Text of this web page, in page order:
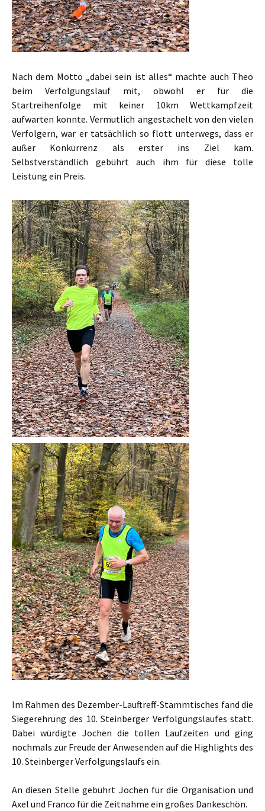
Nach dem Motto „dabei sein ist alles“ machte auch Theo
beim Verfolgungslauf mit, obwohl er für die
Startreihenfolge mit keiner 10km Wettkampfzeit
aufwarten konnte. Vermutlich angestachelt von den vielen
Verfolgern, war er tatsächlich so flott unterwegs, dass er
außer Konkurrenz als erster ins Ziel kam.
Selbstverständlich gebührt auch ihm für diese tolle
Leistung ein Preis.
Im Rahmen des Dezember-Lauftreff-Stammtisches fand die
Siegerehrung des 10. Steinberger Verfolgungslaufes statt.
Dabei würdigte Jochen die tollen Laufzeiten und ging
nochmals zur Freude der Anwesenden auf die Highlights des
10. Steinberger Verfolgungslaufs ein.
An diesen Stelle gebührt Jochen für die Organisation und
Axel und Franco für die Zeitnahme ein großes Dankeschön.